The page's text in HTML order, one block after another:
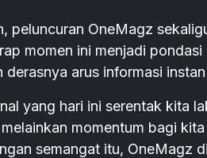
peluncuran OneMagz
momen ini menjadi
arus informasi
yang hari ini serentak kita
momentum bagi
semangat itu, OneMagz